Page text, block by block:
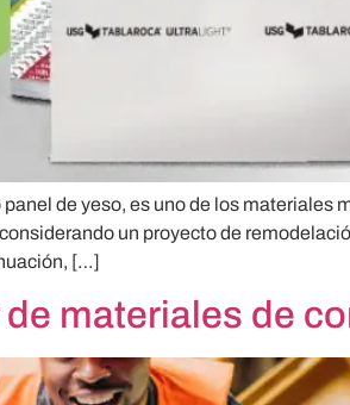
de yeso, es uno de los
un proyecto de
[…]
materiales de